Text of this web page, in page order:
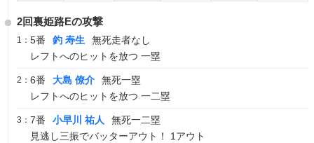
2回裏姫路Eの攻撃
1： 5番 釣 寿生
無死走者なし
レフトへのヒットを放つ 一塁
2： 6番 大島 僚介
無死一塁
レフトへのヒットを放つ 一二塁
3： 7番 小早川 祐人
無死一二塁
見逃し三振でバッターアウト！ 1アウト